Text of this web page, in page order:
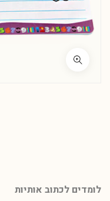
לומדים לכתוב אותיות